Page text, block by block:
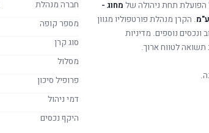
הפועלת תחת ניהולה של מחוג -
. הקרן מנהלת פורטפוליו מגוון
ונכסים נוספים. מדיניות
לטווח ארוך.
חברה מנהלת
מספר קופה
סוג קרן
מסלול
פרופיל סיכון
דמי ניהול
היקף נכסים